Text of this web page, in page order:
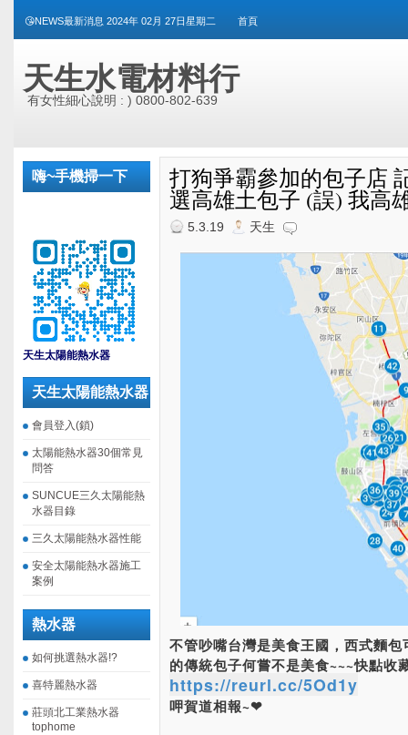
😘NEWS最新消息 2024年 02月 27日星期二 首頁
天生水電材料行
有女性細心說明 : ) 0800-802-639
嗨~手機掃一下
天生太陽能熱水器
天生太陽能熱水器
會員登入(鎖)
太陽能熱水器30個常見
問答
SUNCUE三久太陽能熱
水器目錄
三久太陽能熱水器性能
安全太陽能熱水器施工
案例
熱水器
如何挑選熱水器!?
喜特麗熱水器
莊頭北工業熱水器
tophome
打狗爭霸參加的包子店
選高雄土包子 (誤) 我高
5.3.19 天生
不管吵嘴台灣是美食王國，西式麵
的傳統包子何嘗不是美食~~~快點收
https://reurl.cc/5Od1y
呷賀道相報~❤